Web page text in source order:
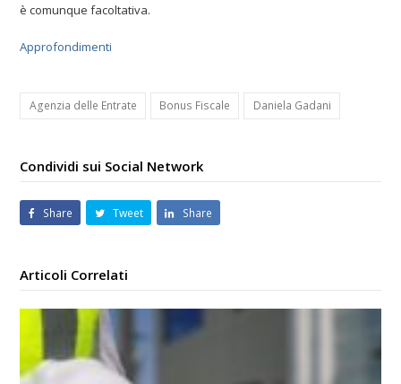
è comunque facoltativa.
Approfondimenti
Agenzia delle Entrate Bonus Fiscale Daniela Gadani
Condividi sui Social Network
Share Tweet Share
Articoli Correlati